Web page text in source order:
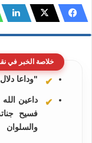
خلاصة الخبر في
"وداعا
داعين
فسيح
والسلوان